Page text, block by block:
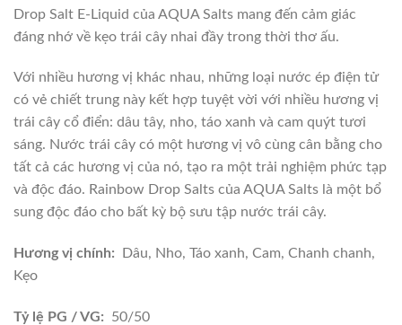
Drop Salt E-Liquid của AQUA Salts mang đến cảm giác
đáng nhớ về kẹo trái cây nhai đầy trong thời thơ ấu.
Với nhiều hương vị khác nhau, những loại nước ép điện tử
có vẻ chiết trung này kết hợp tuyệt vời với nhiều hương vị
trái cây cổ điển: dâu tây, nho, táo xanh và cam quýt tươi
sáng. Nước trái cây có một hương vị vô cùng cân bằng cho
tất cả các hương vị của nó, tạo ra một trải nghiệm phức tạp
và độc đáo. Rainbow Drop Salts của AQUA Salts là một bổ
sung độc đáo cho bất kỳ bộ sưu tập nước trái cây.
Hương vị chính:
Dâu, Nho, Táo xanh, Cam, Chanh chanh,
Kẹo
Tỷ lệ PG / VG: 50/50